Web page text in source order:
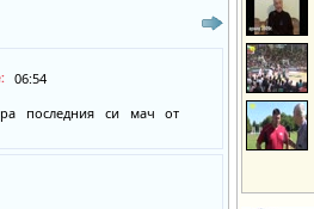
06:54
последния си мач от